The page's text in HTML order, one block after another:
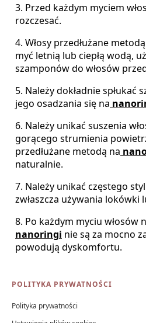
3. Przed każdym myciem włos
rozczesać.
4. Włosy przedłużane metodą
myć letnią lub ciepłą wodą, uż
szamponówdo włosów pr
5. Należydokładniespłukać s
jego osadzania się na nan
6. Należy unikać suszenia wł
gorącego strumienia powietr
przedłużane metodą na nan
naturalnie.
7. Należy unikać częstego styl
zwłaszcza używania lokówki l
8. Po każdym myciu włosów n
nanoringi niesą za mocno z
powodują dyskomfortu.
Linki w stopce
POLITYKA PRYWATNOŚCI
Polityka prywatności